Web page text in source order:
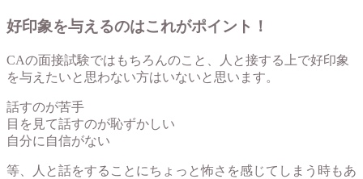
好印象を与えるのはこれがポイント！
CAの面接試験ではもちろんのこと、人と接する上で好印象
を与えたいと思わない方はいないと思います。
話すのが苦手
目を見て話すのが恥ずかしい
自分に自信がない
等、人と話をすることにちょっと怖さを感じてしまう時もあ